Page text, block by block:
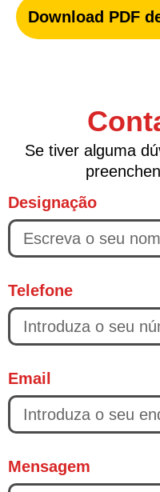
Download PDF
Se tiver alguma
Designação
Telefone
Email
Mensagem